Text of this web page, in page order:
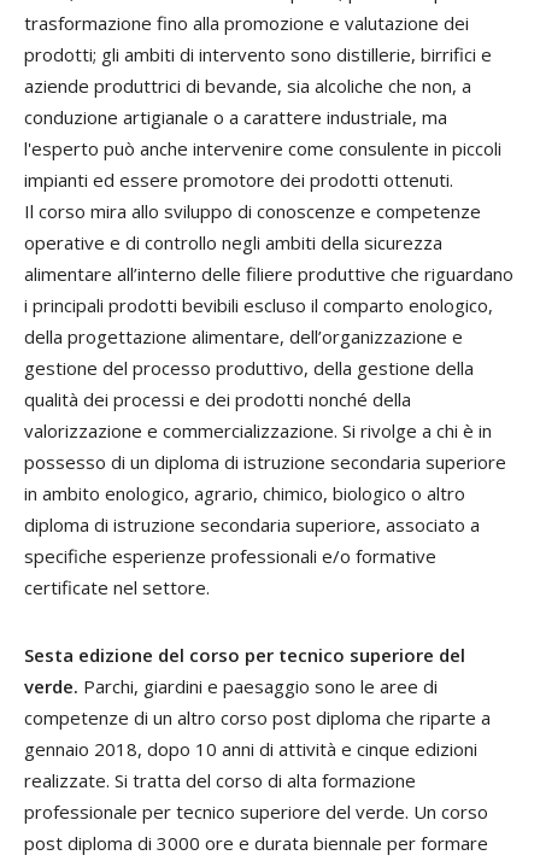
trasformazione fino alla promozione e valutazione dei
prodotti; gli ambiti di intervento sono distillerie, birrifici e
aziende produttrici di bevande, sia alcoliche che non, a
conduzione artigianale o a carattere industriale, ma
l'esperto può anche intervenire come consulente in piccoli
impianti ed essere promotore dei prodotti ottenuti.
Il corso mira allo sviluppo di conoscenze e competenze
operative e di controllo negli ambiti della sicurezza
alimentare all’interno delle filiere produttive che riguardano
i principali prodotti bevibili escluso il comparto enologico,
della progettazione alimentare, dell’organizzazione e
gestione del processo produttivo, della gestione della
qualità dei processi e dei prodotti nonché della
valorizzazione e commercializzazione. Si rivolge a chi è in
possesso di un diploma di istruzione secondaria superiore
in ambito enologico, agrario, chimico, biologico o altro
diploma di istruzione secondaria superiore, associato a
specifiche esperienze professionali e/o formative
certificate nel settore.
Sesta edizione del corso per tecnico superiore del
verde. Parchi, giardini e paesaggio sono le aree di
competenze di un altro corso post diploma che riparte a
gennaio 2018, dopo 10 anni di attività e cinque edizioni
realizzate. Si tratta del corso di alta formazione
professionale per tecnico superiore del verde. Un corso
post diploma di 3000 ore e durata biennale per formare